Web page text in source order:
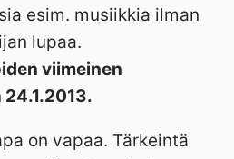
esim. musiikkia ilman
lupaa.
viimeinen
on vapaa. Tärkeintä